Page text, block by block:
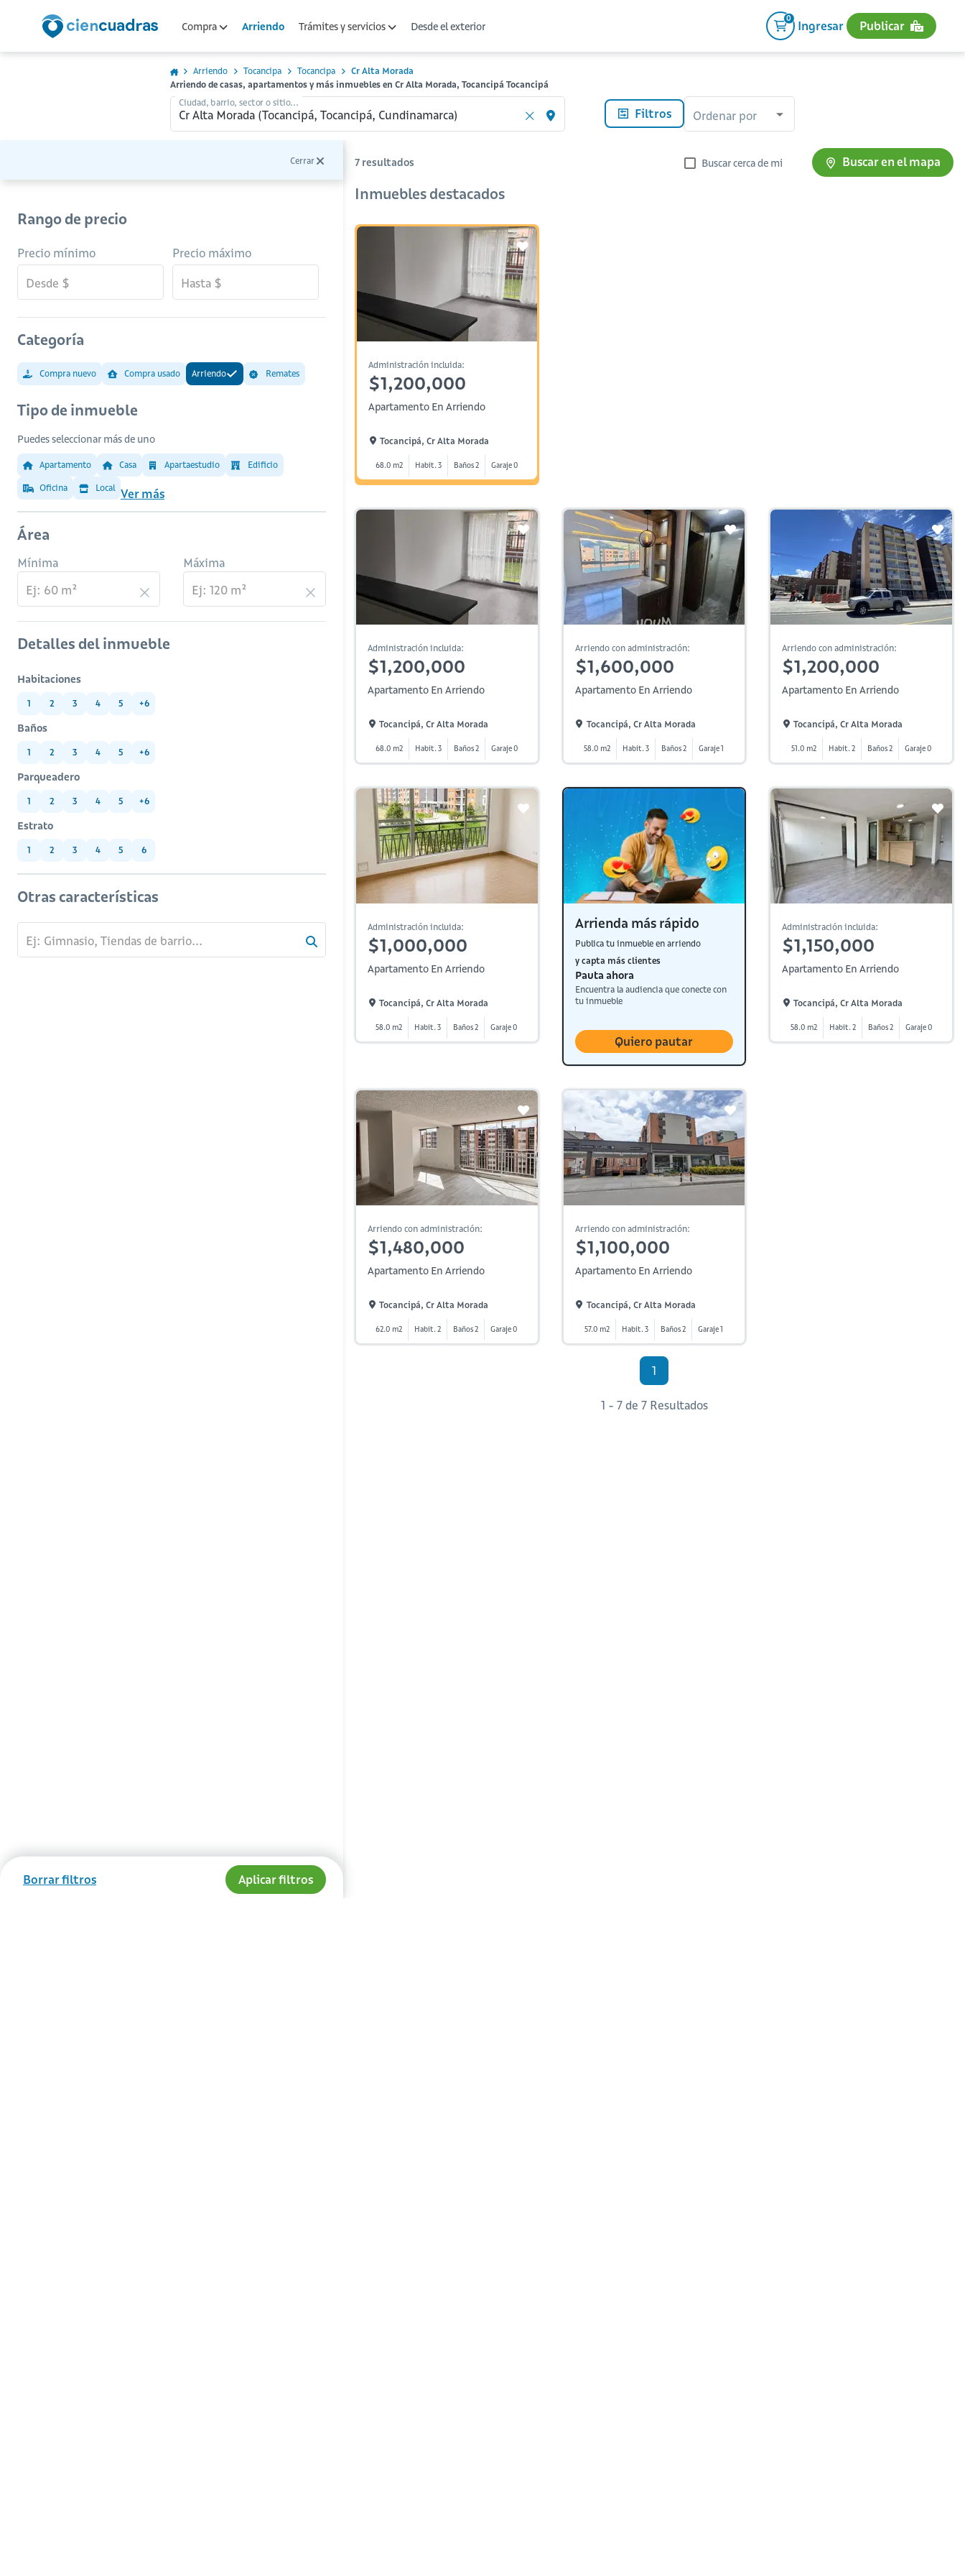
Compra Arriendo Trámites y servicios Desde el exterior
0
Ingresar Publicar
Arriendo Tocancipa Tocancipa
Cr Alta Morada
Arriendo de casas, apartamentos y más inmuebles en Cr Alta Morada, Tocancipá Tocancipá
Ciudad, barrio, sector o sitio...
Filtros Ordenar por
Cerrar
Rango de precio
Precio mínimo Precio máximo
Categoría
Compra nuevo Compra usado Arriendo Remates
Tipo de inmueble
Puedes seleccionar más de uno
Apartamento Casa Apartaestudio Edificio
Oficina Local Ver más
Área
Mínima Máxima
Detalles del inmueble
Habitaciones
1 2 3 4 5 +6
Baños
1 2 3 4 5 +6
Parqueadero
1 2 3 4 5 +6
Estrato
1 2 3 4 5 6
Otras características
Borrar filtros Aplicar filtros
7 resultados Buscar cerca de mi Buscar en el mapa
Inmuebles destacados
Administración incluida:
$1,200,000
Apartamento En Arriendo
Tocancipá, Cr Alta Morada
68.0 m2 Habit. 3 Baños 2 Garaje 0
Administración incluida:
$1,200,000
Apartamento En Arriendo
Tocancipá, Cr Alta Morada
68.0 m2 Habit. 3 Baños 2 Garaje 0
Arriendo con administración:
$1,600,000
Apartamento En Arriendo
Tocancipá, Cr Alta Morada
58.0 m2 Habit. 3 Baños 2 Garaje 1
Arriendo con administración:
$1,200,000
Apartamento En Arriendo
Tocancipá, Cr Alta Morada
51.0 m2 Habit. 2 Baños 2 Garaje 0
Administración incluida:
$1,000,000
Apartamento En Arriendo
Tocancipá, Cr Alta Morada
58.0 m2 Habit. 3 Baños 2 Garaje 0
Arrienda más rápido
Publica tu inmueble en arriendo
y capta más clientes
Pauta ahora
Encuentra la audiencia que conecte con
tu inmueble
Quiero pautar
Administración incluida:
$1,150,000
Apartamento En Arriendo
Tocancipá, Cr Alta Morada
58.0 m2 Habit. 2 Baños 2 Garaje 0
Arriendo con administración:
$1,480,000
Apartamento En Arriendo
Tocancipá, Cr Alta Morada
62.0 m2 Habit. 2 Baños 2 Garaje 0
Arriendo con administración:
$1,100,000
Apartamento En Arriendo
Tocancipá, Cr Alta Morada
57.0 m2 Habit. 3 Baños 2 Garaje 1
1
1 - 7 de 7 Resultados